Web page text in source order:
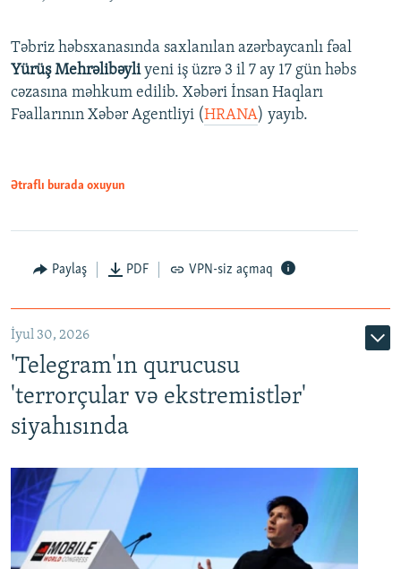
Təbriz həbsxanasında saxlanılan azərbaycanlı fəal
Yürüş Mehrəlibəyliyeni iş üzrə 3 il 7 ay 17 gün həbs
cəzasına məhkum edilib. Xəbəri İnsan Haqları
Fəallarının Xəbər Agentliyi (HRANA) yayıb.
Ətraflı burada oxuyun
Paylaş PDF VPN-siz açmaq
İyul 30, 2026
'Telegram'ın qurucusu
'terrorçular və ekstremistlər'
siyahısında